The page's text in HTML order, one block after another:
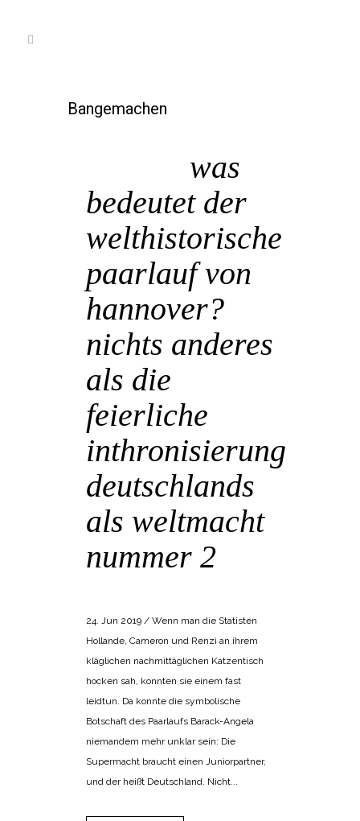
Bangemachen
was
bedeutet der
welthistorische
paarlauf von
hannover?
nichts anderes
als die
feierliche
inthronisierung
deutschlands
als weltmacht
nummer 2
24. Jun 2019 / Wenn man die Statisten
Hollande, Cameron und Renzi an ihrem
kläglichen nachmittäglichen Katzentisch
hocken sah, konnten sie einem fast
leidtun. Da konnte die symbolische
Botschaft des Paarlaufs Barack-Angela
niemandem mehr unklar sein: Die
Supermacht braucht einen Juniorpartner,
und der heißt Deutschland. Nicht...